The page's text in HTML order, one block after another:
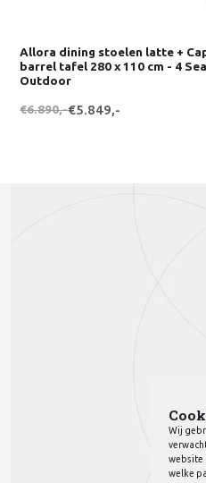
Allora dining stoelen latte +
barrel tafel 280 x 110 cm - 4
Outdoor
€6.890,-€5.849,-
Wij
website
welke